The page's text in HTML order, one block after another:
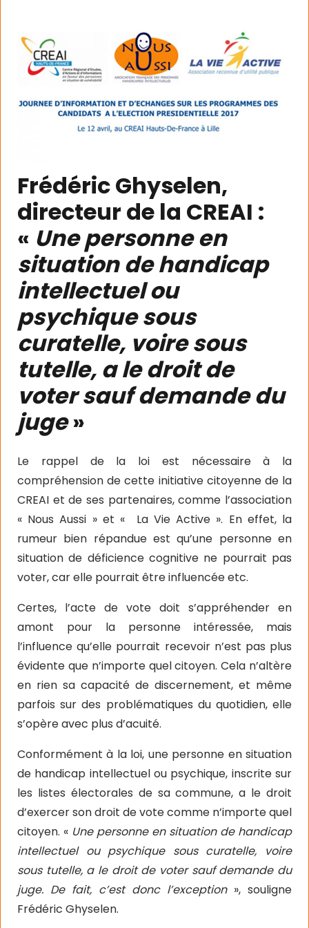
Frédéric Ghyselen,
directeur de la CREAI :
« Une personne en
situation de handicap
intellectuel ou
psychique sous
curatelle, voire sous
tutelle, a le droit de
voter sauf demande du
juge»
Le rappel de la loi est nécessaire à la
compréhension de cette initiative citoyenne de la
CREAI et de ses partenaires, comme l’association
« Nous Aussi » et « La Vie Active ». En effet, la
rumeur bien répandue est qu’une personne en
situation de déficience cognitive ne pourrait pas
voter, car elle pourrait être influencée etc.
Certes, l’acte de vote doit s’appréhender en
amont pour la personne intéressée, mais
l’influence qu’elle pourrait recevoir n’est pas plus
évidente que n’importe quel citoyen. Cela n’altère
en rien sa capacité de discernement, et même
parfois sur des problématiques du quotidien, elle
s’opère avec plus d’acuité.
Conformément à la loi, une personne en situation
de handicap intellectuel ou psychique, inscrite sur
les listes électorales de sa commune, a le droit
d’exercer son droit de vote comme n’importe quel
citoyen. « Une personne en situation de handicap
intellectuel ou psychique sous curatelle, voire
sous tutelle, a le droit de voter sauf demande du
juge. De fait, c’est donc l’exception», souligne
Frédéric Ghyselen.